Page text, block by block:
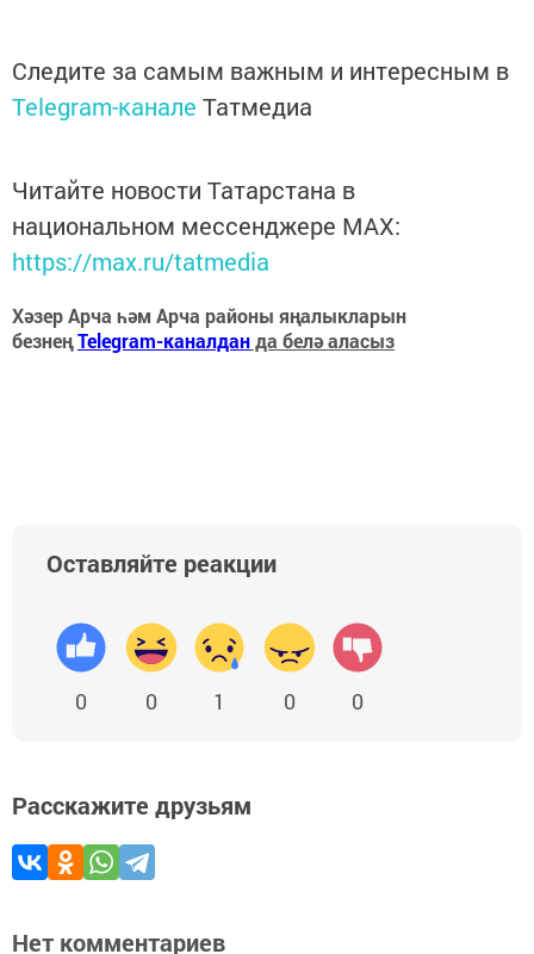
Следите за самым важным и интересным в
Telegram-канале Татмедиа
Читайте новости Татарстана в
национальном мессенджере MАХ:
https://max.ru/tatmedia
Хәзер Арча һәм Арча районы яңалыкларын
безнеңTelegram-каналданда белә аласыз
Оставляйте реакции
0 0 1 0 0
Расскажите друзьям
Нет комментариев